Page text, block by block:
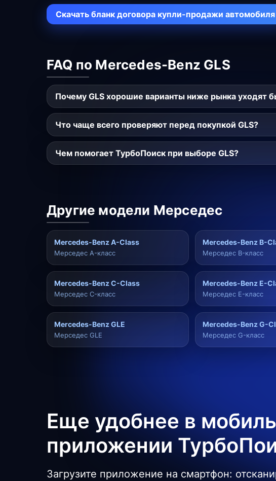
Скачать бланк договора купли-продажи автомобиля
FAQ по Mercedes-Benz GLS
Почему GLS хорошие варианты ниже рынка уходят
Что чаще всего проверяют перед покупкой GLS?
Чем помогает ТурбоПоиск при выборе GLS?
Другие модели Мерседес
Mercedes-Benz A-Class
Мерседес A-класс
Mercedes-Benz B-
Мерседес B-класс
Mercedes-Benz C-Class
Мерседес C-класс
Mercedes-Benz E-
Мерседес E-класс
Mercedes-Benz GLE
Мерседес GLE
Mercedes-Benz G-
Мерседес G-класс
Еще удобнее в
приложении
Загрузите приложение на смартфон: